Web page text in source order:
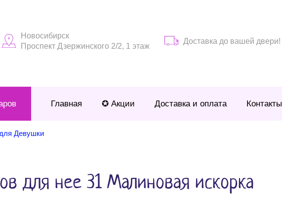
Новосибирск
Проспект Дзержинского 2/2, 1 этаж
Доставка до вашей двери!
Главная ✪ Акции Доставка и оплата Контакты
Девушки
для нее 31 Малиновая искорка